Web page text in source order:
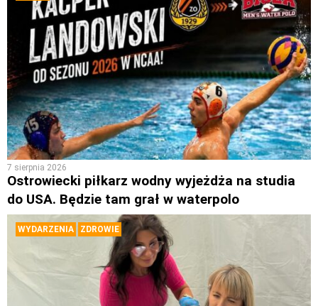
7 sierpnia 2026
Ostrowiecki piłkarz wodny wyjeżdża na studia
do USA. Będzie tam grał w waterpolo
WYDARZENIA ZDROWIE